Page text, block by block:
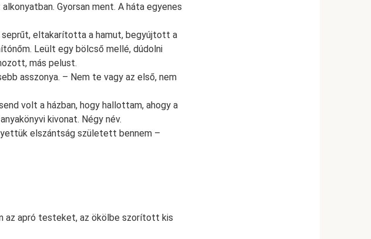
Gyorsan ment. A háta egyenes
eltakarította a hamut, begyújtott a
Leült egy bölcső mellé, dúdolni
más pelust.
asszonya. – Nem te vagy az első, nem
volt a házban, hogy hallottam, ahogy a
kivonat. Négy név.
elszántság született bennem –
az apró testeket, az ökölbe szorított kis